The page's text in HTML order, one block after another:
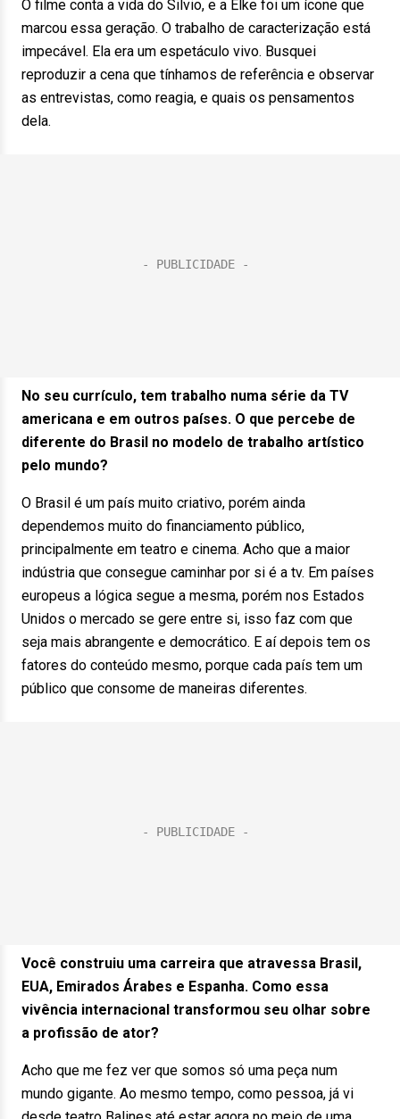
O filme conta a vida do Silvio, e a Elke foi um ícone que
marcou essa geração. O trabalho de caracterização está
impecável. Ela era um espetáculo vivo. Busquei
reproduzir a cena que tínhamos de referência e observar
as entrevistas, como reagia, e quais os pensamentos
dela.
No seu currículo, tem trabalho numa série da TV
americana e em outros países. O que percebe de
diferente do Brasil no modelo de trabalho artístico
pelo mundo?
O Brasil é um país muito criativo, porém ainda
dependemos muito do financiamento público,
principalmente em teatro e cinema. Acho que a maior
indústria que consegue caminhar por si é a tv. Em países
europeus a lógica segue a mesma, porém nos Estados
Unidos o mercado se gere entre si, isso faz com que
seja mais abrangente e democrático. E aí depois tem os
fatores do conteúdo mesmo, porque cada país tem um
público que consome de maneiras diferentes.
Você construiu uma carreira que atravessa Brasil,
EUA, Emirados Árabes e Espanha. Como essa
vivência internacional transformou seu olhar sobre
a profissão de ator?
Acho que me fez ver que somos só uma peça num
mundo gigante. Ao mesmo tempo, como pessoa, já vi